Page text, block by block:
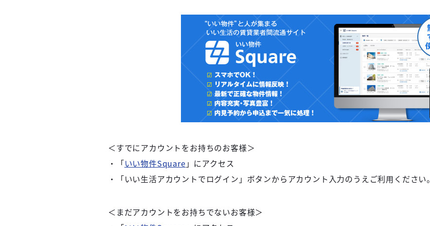
＜すでにアカウントをお持ちのお客様＞
・「いい物件Square 」にアクセス
・「いい生活アカウントでログイン」ボタンからアカウント入力のうえご利用ください。
＜まだアカウントをお持ちでないお客様＞